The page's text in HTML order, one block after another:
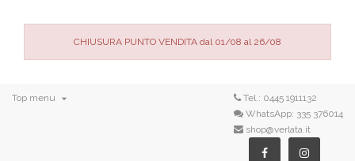
CHIUSURA PUNTO VENDITA dal 01/08 al 26/08
Top menu  Tel.: 0445 1911132
WhatsApp: 335 376014
shop@verlata.it